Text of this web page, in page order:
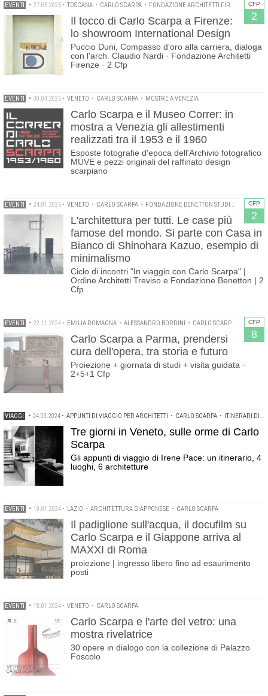
CFP
2
EVENTI • 27.05.2025 • TOSCANA • CARLO SCARPA • FONDAZIONE ARCHITETTI FIRENZE
Il tocco di Carlo Scarpa a Firenze:
lo showroom International Design
Puccio Duni, Compasso d'oro alla carriera, dialoga
con l'arch. Claudio Nardi · Fondazione Architetti
Firenze · 2 Cfp
EVENTI • 30.04.2025 • VENETO • CARLO SCARPA • MOSTRE A VENEZIA
Carlo Scarpa e il Museo Correr: in
mostra a Venezia gli allestimenti
realizzati tra il 1953 e il 1960
Esposte fotografie d'epoca dell'Archivio fotografico
MUVE e pezzi originali del raffinato design
scarpiano
CFP
2
EVENTI • 24.01.2025 • VENETO • CARLO SCARPA • FONDAZIONE BENETTON STUDI RICERCHE
L'architettura per tutti. Le case più
famose del mondo. Si parte con Casa in
Bianco di Shinohara Kazuo, esempio di
minimalismo
Ciclo di incontri "In viaggio con Carlo Scarpa" |
Ordine Architetti Treviso e Fondazione Benetton | 2
Cfp
CFP
8
EVENTI • 22.11.2024 • EMILIA ROMAGNA • ALESSANDRO BORDINI • CARLO SCARPA
Carlo Scarpa a Parma, prendersi
cura dell'opera, tra storia e futuro
Proiezione + giornata di studi + visita guidata ·
2+5+1 Cfp
VIAGGI • 24.03.2024 • APPUNTI DI VIAGGIO PER ARCHITETTI • CARLO SCARPA • ITINERARI DI ARCHITETTURA
Tre giorni in Veneto, sulle orme di Carlo
Scarpa
Gli appunti di viaggio di Irene Pace: un itinerario, 4
luoghi, 6 architetture
EVENTI • 19.01.2024 • LAZIO • ARCHITETTURA GIAPPONESE • CARLO SCARPA
Il padiglione sull'acqua, il docufilm su
Carlo Scarpa e il Giappone arriva al
MAXXI di Roma
proiezione | ingresso libero fino ad esaurimento
posti
EVENTI • 18.01.2024 • VENETO • CARLO SCARPA
Carlo Scarpa e l'arte del vetro: una
mostra rivelatrice
30 opere in dialogo con la collezione di Palazzo
Foscolo